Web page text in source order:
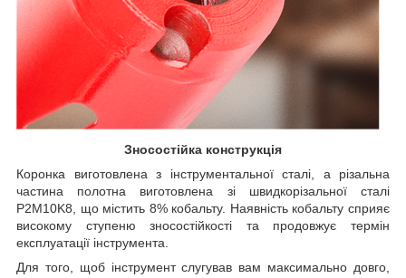
Зносостійка конструкція
Коронка виготовлена з інструментальної сталі, а різальна
частина полотна виготовлена зі швидкорізальної сталі
P2M10K8, що містить 8% кобальту. Наявність кобальту сприяє
високому ступеню зносостійкості та продовжує термін
експлуатації інструмента.
Для того, щоб інструмент слугував вам максимально довго,